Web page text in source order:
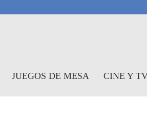
JUEGOS DE MESA CINE Y